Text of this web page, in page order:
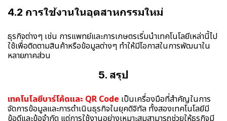
4.2 การใช้งานในอุตสาหกรรมใหม่
ธุรกิจต่างๆ เช่น การแพทย์และการเกษตรเริ่มนำเทคโนโลยีเหล่านี้ไป
ใช้เพื่อติดตามสินค้าหรือข้อมูลต่างๆ ทำให้มีโอกาสในการพัฒนาใน
หลายภาคส่วน
5. สรุป
เทคโนโลยีบาร์โค้ดและ QR Code เป็นเครื่องมือที่สำคัญในการ
จัดการข้อมูลและการดำเนินธุรกิจในยุคดิจิทัล ทั้งสองเทคโนโลยีมี
ข้อดีและข้อจำกัด แต่การใช้งานอย่างเหมาะสมสามารถช่วยให้ธุรกิจมี